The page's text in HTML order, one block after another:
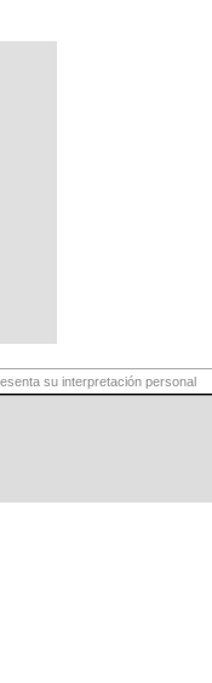
su interpretación personal